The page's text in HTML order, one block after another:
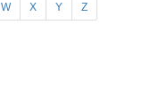
W X Y Z